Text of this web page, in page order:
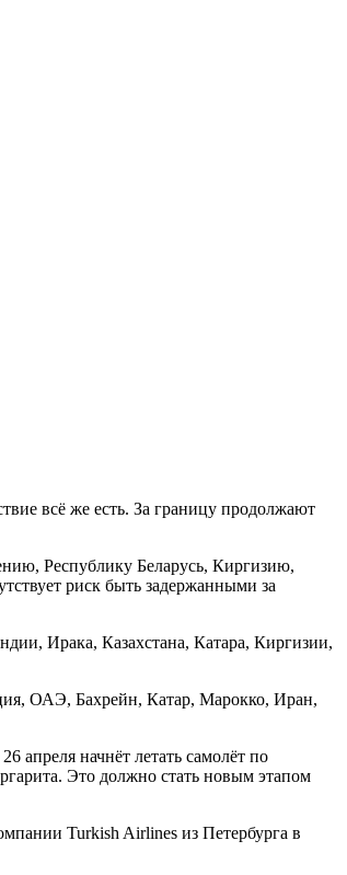
всё же есть. За границу продолжают
Республику Беларусь, Киргизию,
риск быть задержанными за
Ирака, Казахстана, Катара, Киргизии,
ОАЭ, Бахрейн, Катар, Марокко, Иран,
апреля начнёт летать самолёт по
Это должно стать новым этапом
Turkish Airlines из Петербурга в